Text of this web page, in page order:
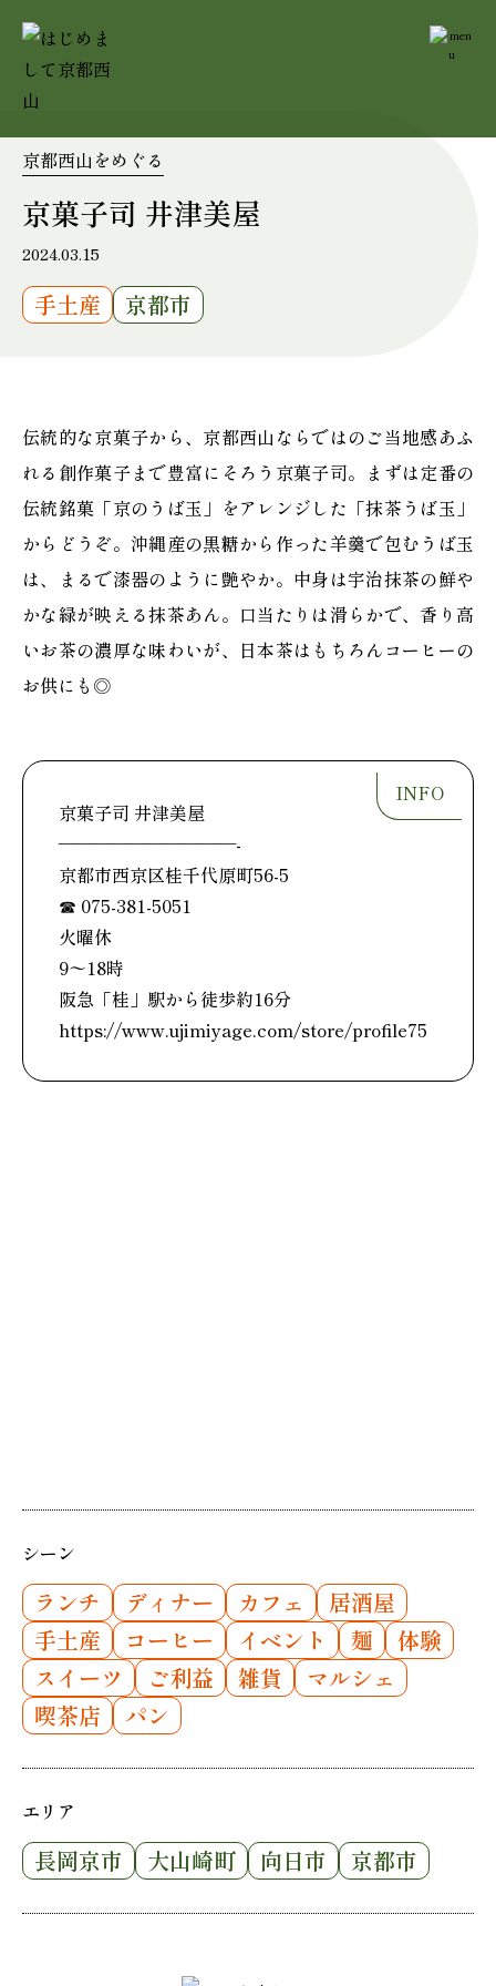
京都西山をめぐる
京菓子司 井津美屋
2024.03.15
手土産 京都市
伝統的な京菓子から、京都西山ならではのご当地感あふ
れる創作菓子まで豊富にそろう京菓子司。まずは定番の
伝統銘菓「京のうば玉」をアレンジした「抹茶うば玉」
からどうぞ。沖縄産の黒糖から作った羊羹で包むうば玉
は、まるで漆器のように艶やか。中身は宇治抹茶の鮮や
かな緑が映える抹茶あん。口当たりは滑らかで、香り高
いお茶の濃厚な味わいが、日本茶はもちろんコーヒーの
お供にも◎
京菓子司 井津美屋
——————————-
京都市西京区桂千代原町56-5
☎ 075-381-5051
火曜休
9〜18時
阪急「桂」駅から徒歩約16分
https://www.ujimiyage.com/store/profile75
シーン
ランチ ディナー カフェ
居酒屋
手土産
コーヒー イベント 麺
体験
スイーツ
ご利益 雑貨
マルシェ
喫茶店
パン
エリア
長岡京市 大山崎町 向日市 京都市